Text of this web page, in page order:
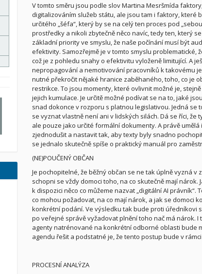
V tomto směru jsou podle slov Martina Mesršmída
digitalizováním služeb státu, ale jsou tam i faktory, které
určitého „šéfa“, který by se na celý ten proces pod
prostředky a nikoli zbytečně něco navíc, tedy ten, který
základní priority ve smyslu, že naše počínání musí být
efektivity. Samozřejmě je v tomto smyslu
což je z pohledu snahy o efektivitu vyloženě limitující. A
nepropagování a nemotivování pracovníků k takovému
nutné překročit nějaké hranice zaběhaného, toho, co je
restrikce. To jsou momenty, které ovlivnit možné je,
jejich kumulace. Je určitě možné podívat se na to, jaké
snad dokonce v rozporu s platnou legislativou. Jedná
se vyznat vlastně není ani v lidských silách. Dá se říci,
ale pouze jako určité formální dokumenty. A právě
zjednodušit a nastavit tak, aby texty byly snadno
se jednalo skutečně spíše o praktický manuál pro
(NE)POUČENÝ OBČAN
Je pochopitelné, že běžný občan se ne tak úplně vyzná
schopni se vždy domoci toho, na co skutečně mají
k dispozici něco co můžeme nazvat „digitální AI
co mohou požadovat, na co mají nárok, a jak se domoci
konkrétní podání. Ve výsledku tak bude proti úředníkovi
po veřejné správě vyžadovat plnění toho nač má nárok. I
agenty natrénované na konkrétní odborné oblasti bude
agendu řešit a podstatné je, že tento postup bude v
PROCESNÍ ANALÝZA